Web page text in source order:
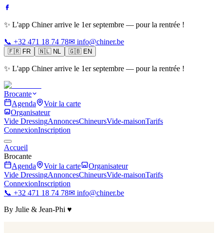
✨ L'app Chiner arrive le 1er septembre — pour la rentrée !
📞 +32 471 18 74 78✉ info@chiner.be
🇫🇷 FR 🇳🇱 NL 🇬🇧 EN
✨ L'app Chiner arrive le 1er septembre — pour la rentrée !
Brocante
Agenda
Voir la carte
Organisateur
Vide DressingAnnoncesChineursVide-maisonTarifs
ConnexionInscription
Accueil
Brocante
Agenda
Voir la carte
Organisateur
Vide DressingAnnoncesChineursVide-maisonTarifs
ConnexionInscription
📞 +32 471 18 74 78✉ info@chiner.be
By Julie & Jean-Phi ♥